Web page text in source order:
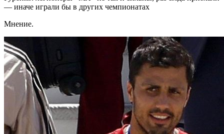
— иначе играли бы в других чемпионатах
Мнение.